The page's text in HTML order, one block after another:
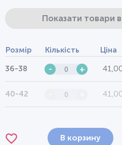
Показати товари
Розмір Кількість Ціна
36-38 - +
40-42
В корзину